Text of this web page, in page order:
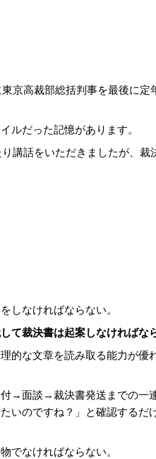
京高裁部総括判事を最後に定
ルだった記憶があります。
講話をいただきましたが、裁
しなければならない。
て裁決書は起案しなければな
的な文章を読み取る能力が優
→面談→裁決書発送までの一
いのですね？」と確認するだ
でなければならない。